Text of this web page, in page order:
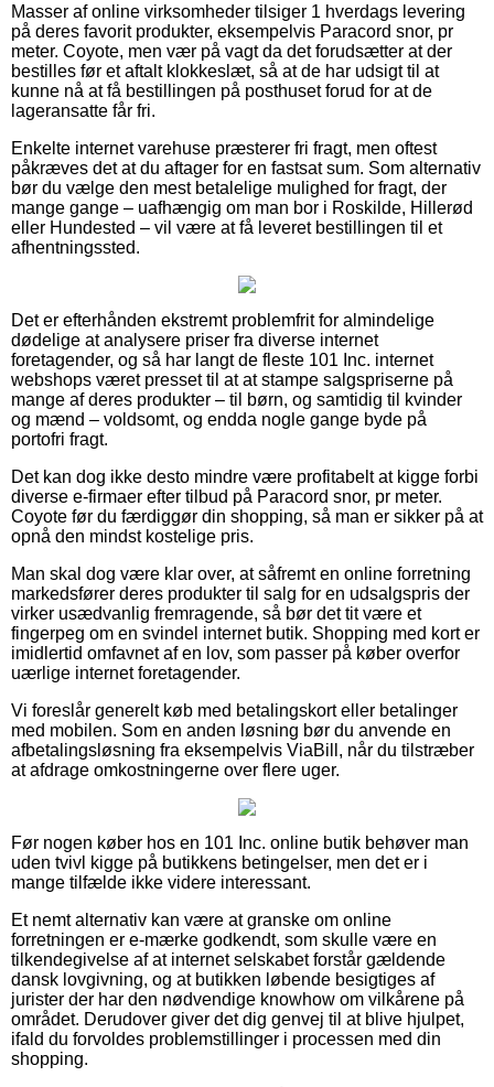
Masser af online virksomheder tilsiger 1 hverdags levering
på deres favorit produkter, eksempelvis Paracord snor, pr
meter. Coyote, men vær på vagt da det forudsætter at der
bestilles før et aftalt klokkeslæt, så at de har udsigt til at
kunne nå at få bestillingen på posthuset forud for at de
lageransatte får fri.
Enkelte internet varehuse præsterer fri fragt, men oftest
påkræves det at du aftager for en fastsat sum. Som alternativ
bør du vælge den mest betalelige mulighed for fragt, der
mange gange – uafhængig om man bor i Roskilde, Hillerød
eller Hundested – vil være at få leveret bestillingen til et
afhentningssted.
Det er efterhånden ekstremt problemfrit for almindelige
dødelige at analysere priser fra diverse internet
foretagender, og så har langt de fleste 101 Inc. internet
webshops været presset til at at stampe salgspriserne på
mange af deres produkter – til børn, og samtidig til kvinder
og mænd – voldsomt, og endda nogle gange byde på
portofri fragt.
Det kan dog ikke desto mindre være profitabelt at kigge forbi
diverse e-firmaer efter tilbud på Paracord snor, pr meter.
Coyote før du færdiggør din shopping, så man er sikker på at
opnå den mindst kostelige pris.
Man skal dog være klar over, at såfremt en online forretning
markedsfører deres produkter til salg for en udsalgspris der
virker usædvanlig fremragende, så bør det tit være et
fingerpeg om en svindel internet butik. Shopping med kort er
imidlertid omfavnet af en lov, som passer på køber overfor
uærlige internet foretagender.
Vi foreslår generelt køb med betalingskort eller betalinger
med mobilen. Som en anden løsning bør du anvende en
afbetalingsløsning fra eksempelvis ViaBill, når du tilstræber
at afdrage omkostningerne over flere uger.
Før nogen køber hos en 101 Inc. online butik behøver man
uden tvivl kigge på butikkens betingelser, men det er i
mange tilfælde ikke videre interessant.
Et nemt alternativ kan være at granske om online
forretningen er e-mærke godkendt, som skulle være en
tilkendegivelse af at internet selskabet forstår gældende
dansk lovgivning, og at butikken løbende besigtiges af
jurister der har den nødvendige knowhow om vilkårene på
området. Derudover giver det dig genvej til at blive hjulpet,
ifald du forvoldes problemstillinger i processen med din
shopping.